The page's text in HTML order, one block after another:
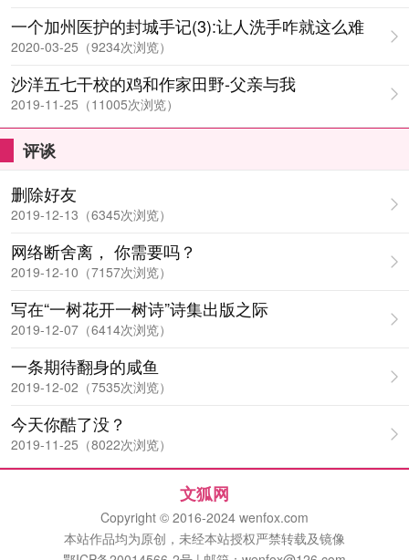
一个加州医护的封城手记(3):让人洗手咋就这么难
2020-03-25（9234次浏览）
沙洋五七干校的鸡和作家田野-父亲与我
2019-11-25（11005次浏览）
评谈
删除好友
2019-12-13（6345次浏览）
网络断舍离， 你需要吗？
2019-12-10（7157次浏览）
写在“一树花开一树诗”诗集出版之际
2019-12-07（6414次浏览）
一条期待翻身的咸鱼
2019-12-02（7535次浏览）
今天你酷了没？
2019-11-25（8022次浏览）
文狐网
Copyright © 2016-2024 wenfox.com
本站作品均为原创，未经本站授权严禁转载及镜像